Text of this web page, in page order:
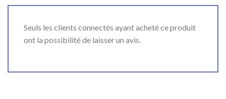
Seuls les clients connectés ayant acheté ce produit
ont la possibilité de laisser un avis.